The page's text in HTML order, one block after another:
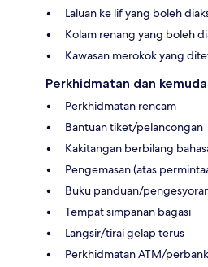
Laluan ke lif yang boleh
Kolam renang yang boleh
Kawasan merokok yang
Perkhidmatan dan
Perkhidmatan rencam
Bantuan tiket/pelancongan
Kakitangan berbilang
Pengemasan (atas
Buku panduan/
Tempat simpanan bagasi
Langsir/tirai gelap terus
Perkhidmatan ATM/